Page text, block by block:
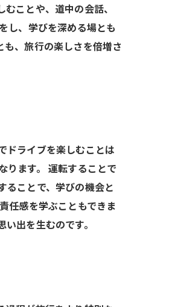
ことや、道中の会話、
し、学びを深める場とも
も、旅行の楽しさを倍増さ
ドライブを楽しむことは
ります。 運転することで
ることで、学びの機会と
任感を学ぶこともできま
出を生むのです。